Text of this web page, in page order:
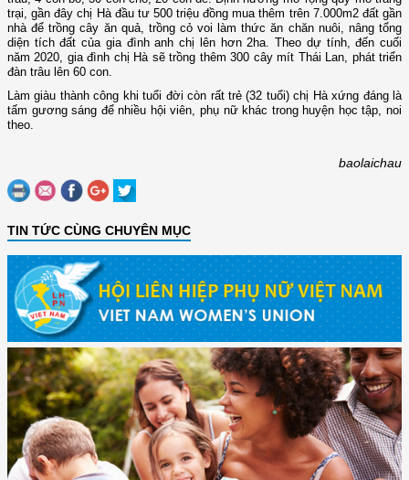
trại, gần đây chị Hà đầu tư 500 triệu đồng mua thêm trên 7.000m2 đất gần
nhà để trồng cây ăn quả, trồng cỏ voi làm thức ăn chăn nuôi, nâng tổng
diện tích đất của gia đình anh chị lên hơn 2ha. Theo dự tính, đến cuối
năm 2020, gia đình chị Hà sẽ trồng thêm 300 cây mít Thái Lan, phát triển
đàn trâu lên 60 con.
Làm giàu thành công khi tuổi đời còn rất trẻ (32 tuổi) chị Hà xứng đáng là
tấm gương sáng để nhiều hội viên, phụ nữ khác trong huyện học tập, noi
theo.
baolaichau
TIN TỨC CÙNG CHUYÊN MỤC